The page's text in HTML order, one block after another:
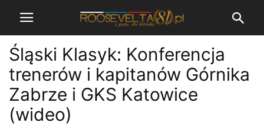
Śląski Klasyk: Konferencja
trenerów i kapitanów Górnika
Zabrze i GKS Katowice
(wideo)